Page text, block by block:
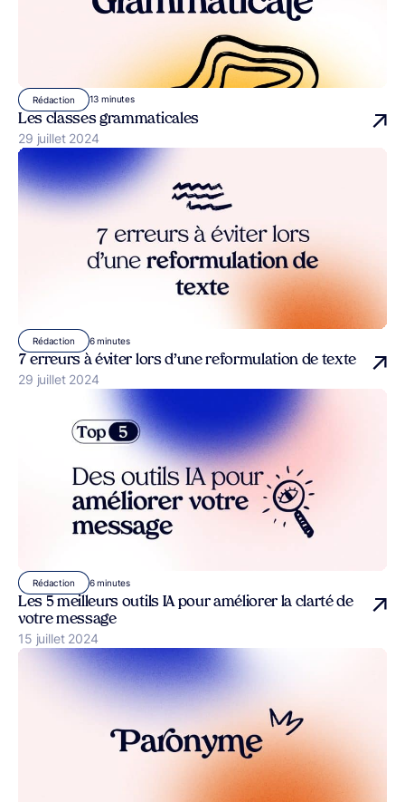
Rédaction 13 minutes
Les classes grammaticales
Publié le
29 juillet 2024
Rédaction 6 minutes
7 erreurs à éviter lors d’une reformulation de texte
Publié le
29 juillet 2024
Rédaction 6 minutes
Les 5 meilleurs outils IA pour améliorer la clarté de
votre message
Publié le
15 juillet 2024